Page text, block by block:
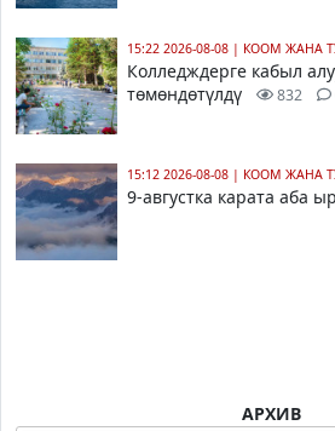
15:22 2026-08-08 | КООМ ЖАНА
Колледждерге кабыл
төмөндөтүлдү
832
15:12 2026-08-08 | КООМ ЖАНА
9-августка карата аба
АРХИВ